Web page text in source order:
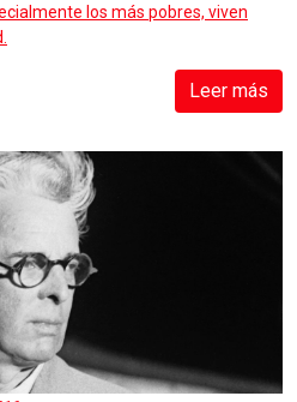
los más pobres, viven
Leer más